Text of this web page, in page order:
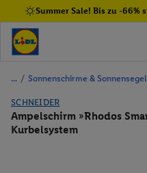
Summer Sale! Bis zu -
/ Sonnenschirme & Sonnensegel
SCHNEIDER
Ampelschirm »Rhodos
Kurbelsystem